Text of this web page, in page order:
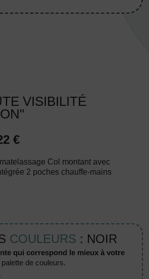
VISIBILITÉ
€
Col montant avec
2 poches chauffe-mains
COULEURS : NOIR
qui correspond le mieux à votre
de couleurs.